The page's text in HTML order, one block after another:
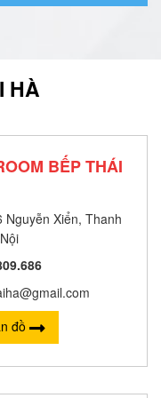
HÀ
BẾP THÁI
Nguyễn Xiển, Thanh
đồ